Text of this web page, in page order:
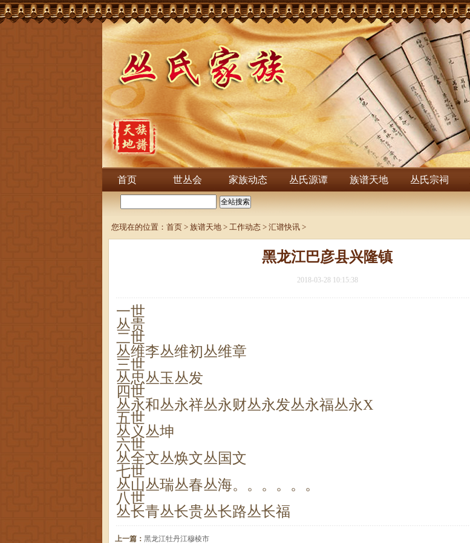
首页 世丛会 家族动态 丛氏源谭 族谱天地 丛氏宗祠
您现在的位置： 首页> 族谱天地> 工作动态> 汇谱快讯>
黑龙江巴彦县兴隆镇
2018-03-28 10:15:38
一世
丛贵
二世
丛维李丛维初丛维章
三世
丛忠丛玉丛发
四世
丛永和丛永祥丛永财丛永发丛永福丛永X
五世
丛义丛坤
六世
丛全文丛焕文丛国文
七世
丛山丛瑞丛春丛海。。。。。。
八世
丛长青丛长贵丛长路丛长福
上一篇： 黑龙江牡丹江穆棱市